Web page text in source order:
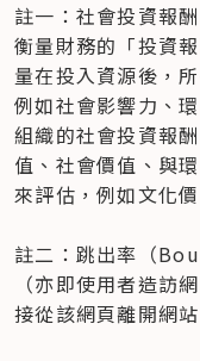
註一：社會投資報
衡量財務的「投資
量在投入資源後，
例如社會影響力、
組織的社會投資報
值、社會價值、與
來評估，例如文化
註二：跳出率（
（亦即使用者造訪
接從該網頁離開網